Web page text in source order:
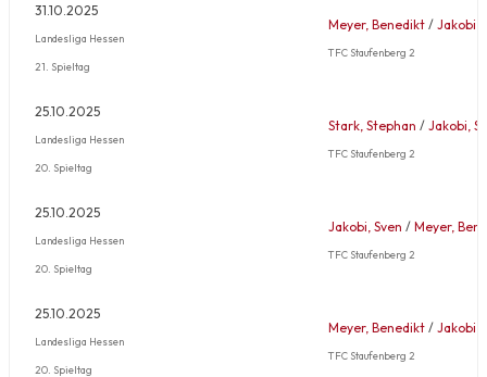
31.10.2025
Landesliga Hessen
21. Spieltag
Meyer, Benedikt / Jakobi,
TFC Staufenberg 2
25.10.2025
Landesliga Hessen
20. Spieltag
Stark, Stephan / Jakobi,
TFC Staufenberg 2
25.10.2025
Landesliga Hessen
20. Spieltag
Jakobi, Sven / Meyer,
TFC Staufenberg 2
25.10.2025
Landesliga Hessen
20. Spieltag
Meyer, Benedikt / Jakobi,
TFC Staufenberg 2